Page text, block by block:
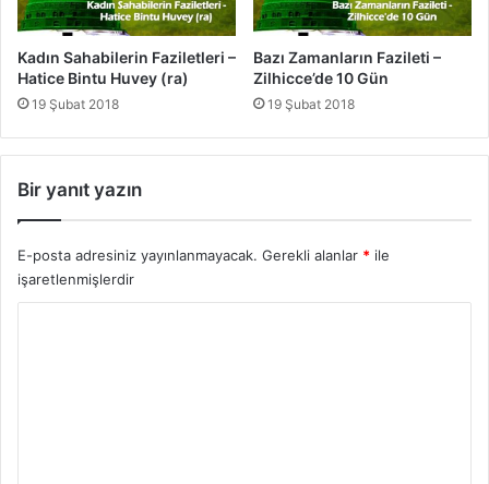
r
i
-
Z
b
y
b
n
u
Kadın Sahabilerin Faziletleri –
Hatice Bintu Huvey (ra)
19 Şubat 2018
Bazı Zamanların Fazileti –
Zilhicce’de 10 Gün
19 Şubat 2018
Bir yanıt yazın
E-posta adresiniz yayınlanmayacak. Gerekli alanlar * ile
işaretlenmişlerdir